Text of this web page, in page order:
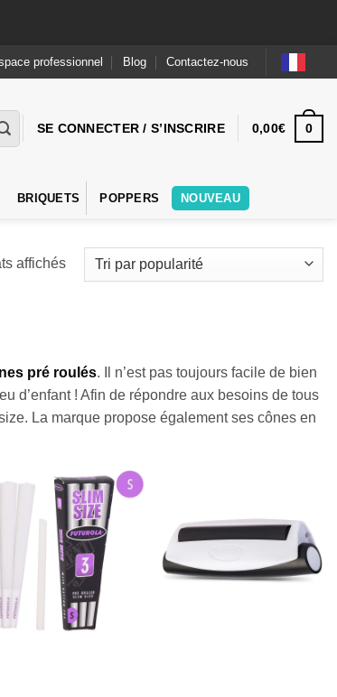
professionnel Blog Contactez-nous
SE CONNECTER / S’INSCRIRE 0,00€ 0
BRIQUETS POPPERS NOUVEAU
affichésTrié
par
pré roulés. Il n’est pas toujours facile de bien
d’enfant ! Afin de répondre aux besoins de tous
La marque propose également ses cônes en